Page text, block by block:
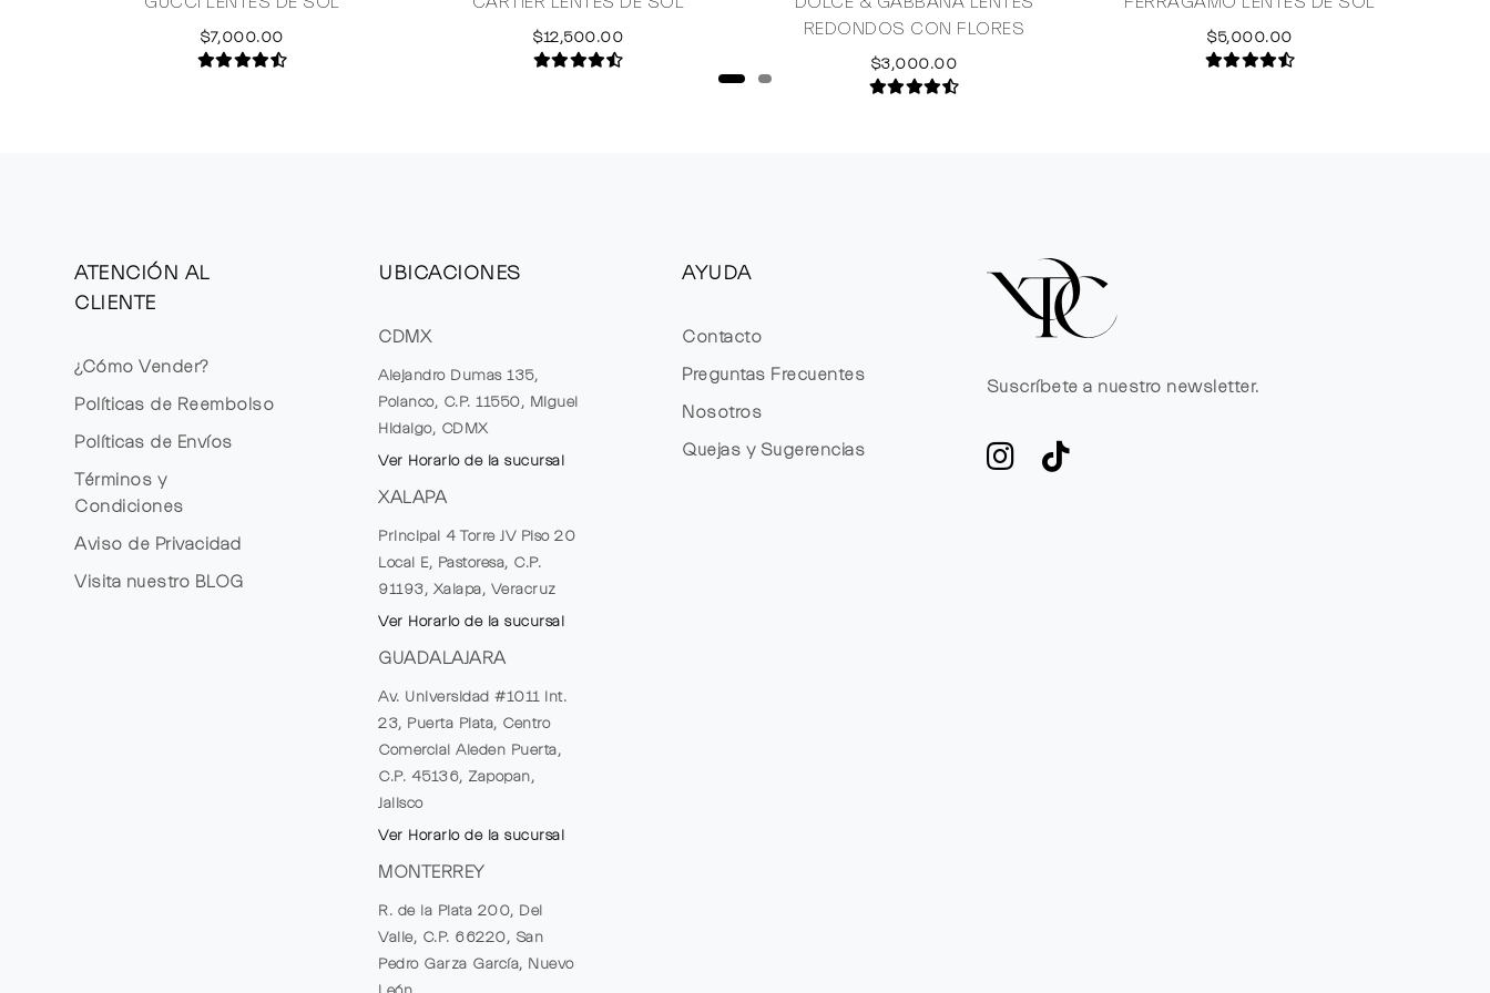
$7,000.00 $12,500.00
REDONDOS CON FLORES
$3,000.00
$5,000.00
ATENCIÓN AL
CLIENTE
¿Cómo Vender?
Políticas de Reembolso
Políticas de Envíos
Términos y
Condiciones
Aviso de Privacidad
Visita nuestro BLOG
UBICACIONES
CDMX
Alejandro Dumas 135,
Polanco, C.P. 11550, Miguel
Hidalgo, CDMX
Ver Horario de la sucursal
XALAPA
Principal 4 Torre JV Piso 20
Local E, Pastoresa, C.P.
91193, Xalapa, Veracruz
Ver Horario de la sucursal
GUADALAJARA
Av. Universidad #1011 Int.
23, Puerta Plata, Centro
Comercial Aleden Puerta,
C.P. 45136, Zapopan,
Jalisco
Ver Horario de la sucursal
MONTERREY
R. de la Plata 200, Del
Valle, C.P. 66220, San
Pedro Garza García, Nuevo
AYUDA
Contacto
Preguntas Frecuentes
Nosotros
Quejas y Sugerencias
Suscríbete a nuestro newsletter.